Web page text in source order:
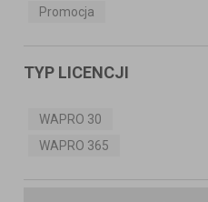
Promocja
TYP LICENCJI
WAPRO 30
WAPRO 365